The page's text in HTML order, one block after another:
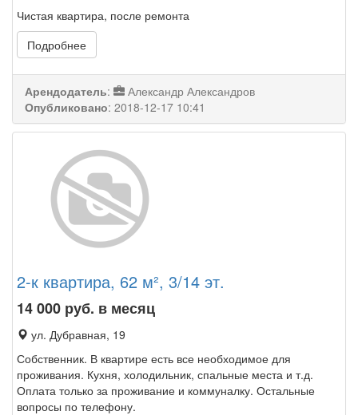
Чистая квартира, после ремонта
Подробнее
Арендодатель:
Александр Александров
Опубликовано: 2018-12-17 10:41
2-к квартира, 62 м², 3/14 эт.
14 000 руб. в месяц
ул. Дубравная, 19
Собственник. В квартире есть все необходимое для
проживания. Кухня, холодильник, спальные места и т.д.
Оплата только за проживание и коммуналку. Остальные
вопросы по телефону.